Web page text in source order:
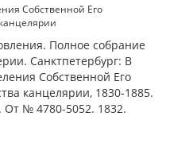
Собственной Его
Полное собрание
Санктпетербург: В
Собственной Его
канцелярии, 1830-1885.
От № 4780-5052. 1832.